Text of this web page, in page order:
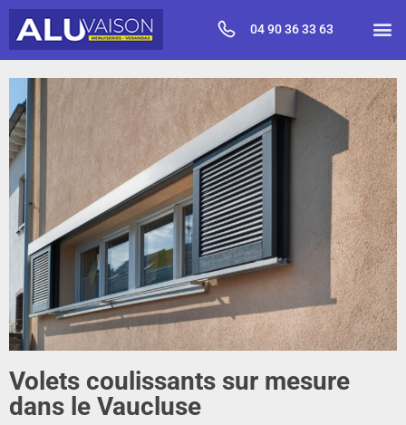
04 90 36 33 63
Volets coulissants sur mesure
dans le Vaucluse